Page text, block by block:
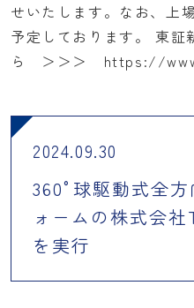
せいたします。なお、上
予定しております。 東証
ら ＞＞＞ https://
2024.09.30
360°球駆動式全
ォームの株式会
を実行